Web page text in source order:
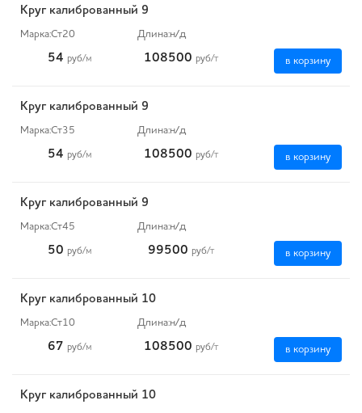
Круг калиброванный 9
Марка:Ст20 Длина:н/д
54 руб/м 108500 руб/т в корзину
Круг калиброванный 9
Марка:Ст35 Длина:н/д
54 руб/м 108500 руб/т в корзину
Круг калиброванный 9
Марка:Ст45 Длина:н/д
50 руб/м 99500 руб/т в корзину
Круг калиброванный 10
Марка:Ст10 Длина:н/д
67 руб/м 108500 руб/т в корзину
Круг калиброванный 10